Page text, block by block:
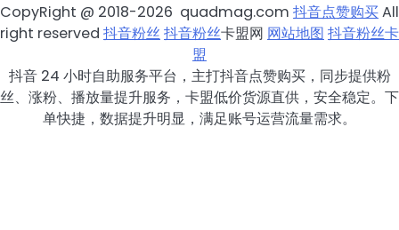
CopyRight @ 2018-2026 quadmag.com 抖音点赞购买All
right reserved 抖音粉丝抖音粉丝卡盟网 网站地图 抖音粉丝卡
盟
抖音 24 小时自助服务平台，主打抖音点赞购买，同步提供粉
丝、涨粉、播放量提升服务，卡盟低价货源直供，安全稳定。下
单快捷，数据提升明显，满足账号运营流量需求。